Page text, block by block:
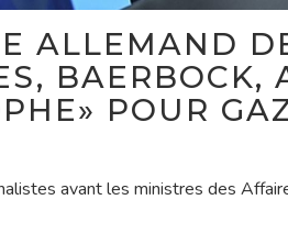
ALLEMAND
BAERBOCK,
POUR
avant les ministres des